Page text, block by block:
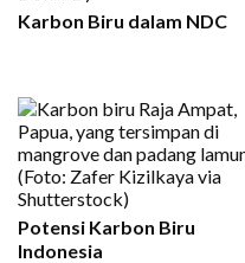
Karbon Biru dalam NDC
Potensi Karbon Biru
Indonesia